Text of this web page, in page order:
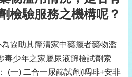
檢驗服務之機構呢？
協助其釐清家中藥癮者藥物濫
毒少年之家屬尿液篩檢試劑索
(一) 二合一尿篩試劑(嗎啡+安非